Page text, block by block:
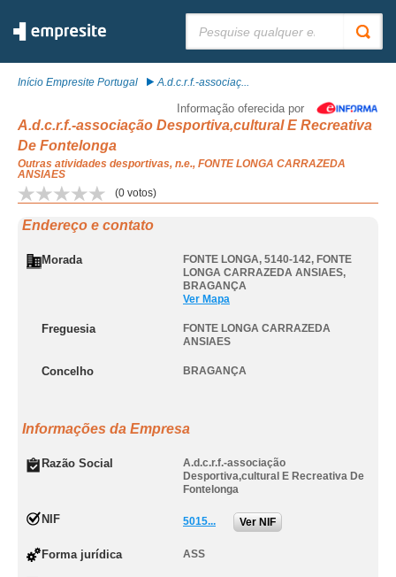
Início Empresite Portugal A.d.c.r.f.-associaç...
Informação oferecida por
A.d.c.r.f.-associação Desportiva,cultural E Recreativa
De Fontelonga
Outras atividades desportivas, n.e., FONTE LONGA CARRAZEDA
ANSIAES
(0 votos)
Endereço e contato
Morada FONTE LONGA, 5140-142, FONTE
LONGA CARRAZEDA ANSIAES,
BRAGANÇA
Ver Mapa
Freguesia
FONTE LONGA CARRAZEDA
ANSIAES
Concelho BRAGANÇA
Informações da Empresa
Razão Social
A.d.c.r.f.-associação
Desportiva,cultural E Recreativa De
Fontelonga
NIF 5015... Ver NIF
Forma jurídica ASS